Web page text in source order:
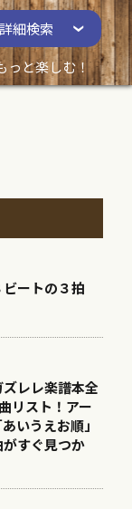
詳細検索
っと楽しむ！
ートの３拍
ズレレ楽譜本全
リスト！アー
いうえお順」
すぐ見つか